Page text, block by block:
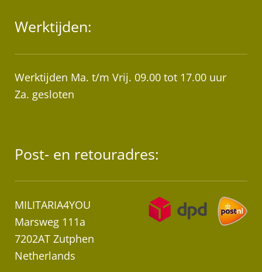
Werktijden:
Werktijden Ma. t/m Vrij. 09.00 tot 17.00 uur
Za. gesloten
Post- en retouradres:
MILITARIA4YOU
Marsweg 111a
7202AT Zutphen
Netherlands